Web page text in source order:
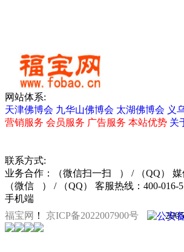
网站体系:
天津佛博会 九华山佛博会 太湖佛博会 义
营销服务 会员服务 广告服务 本站优势 关
联系方式:
业务合作：
（微信扫一扫 ） / （QQ）
媒
（微信
） / （QQ）
客服热线：400-016-
手机端
福宝网 ！ 京ICP备2022007900号